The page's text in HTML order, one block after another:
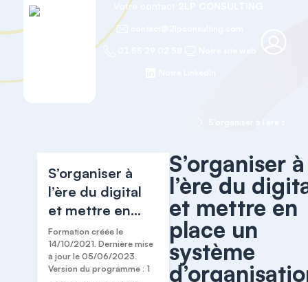
Votre contact
S’organiser à
l’ère du digital
et mettre en
place un
système
d’organisation
Formation créée le
14/10/2021. Dernière mise
à jour le 05/06/2023.
Version du programme : 1
S’organiser à
l’ère du
et mettre en
place un
système